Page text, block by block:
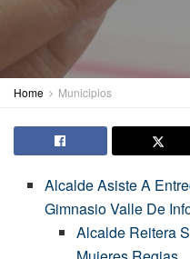
Home Municipios
Alcalde Asiste A
Gimnasio Valle De
Alcalde Reitera